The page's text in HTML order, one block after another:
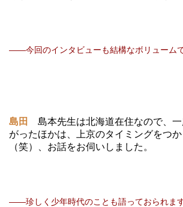
――今回のインタビューも結構なボリュームで
島田 島本先生は北海道在住なので、
がったほかは、上京のタイミングをつ
（笑）、お話をお伺いしました。
――珍しく少年時代のことも語っておられます